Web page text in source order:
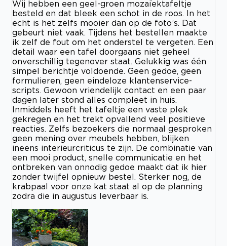
Wij hebben een geel-groen mozaïektafeltje
besteld en dat bleek een schot in de roos. In het
echt is het zelfs mooier dan op de foto’s. Dat
gebeurt niet vaak. Tijdens het bestellen maakte
ik zelf de fout om het onderstel te vergeten. Een
detail waar een tafel doorgaans niet geheel
onverschillig tegenover staat. Gelukkig was één
simpel berichtje voldoende. Geen gedoe, geen
formulieren, geen eindeloze klantenservice-
scripts. Gewoon vriendelijk contact en een paar
dagen later stond alles compleet in huis.
Inmiddels heeft het tafeltje een vaste plek
gekregen en het trekt opvallend veel positieve
reacties. Zelfs bezoekers die normaal gesproken
geen mening over meubels hebben, blijken
ineens interieurcriticus te zijn. De combinatie van
een mooi product, snelle communicatie en het
ontbreken van onnodig gedoe maakt dat ik hier
zonder twijfel opnieuw bestel. Sterker nog, de
krabpaal voor onze kat staat al op de planning
zodra die in augustus leverbaar is.